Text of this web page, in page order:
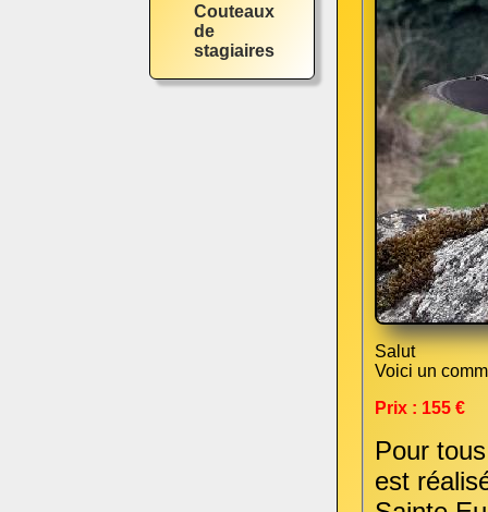
Couteaux
de
stagiaires
Salut
Voici un
Prix : 155 €
Pour
est